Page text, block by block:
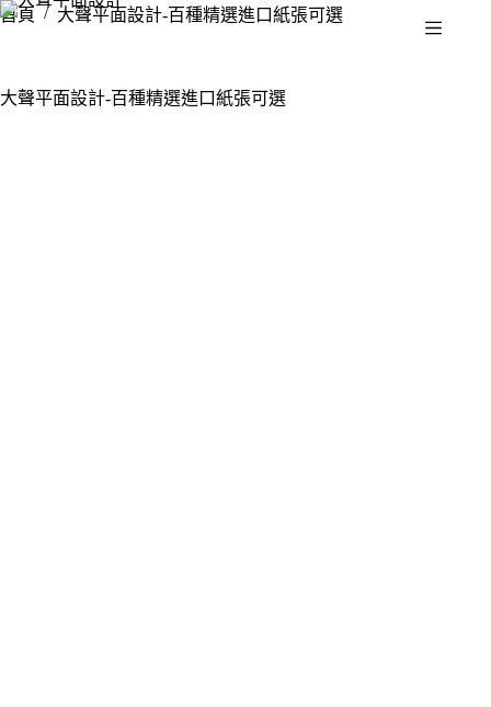
首頁 / 大聲平面設計-百種精選進口紙張可選
大聲平面設計-百種精選進口紙張可選